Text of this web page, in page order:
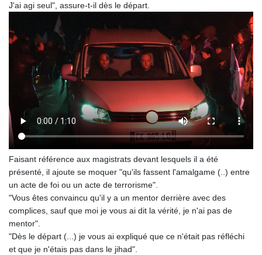
J'ai agi seul", assure-t-il dès le départ.
Faisant référence aux magistrats devant lesquels il a été
présenté, il ajoute se moquer "qu'ils fassent l'amalgame (..) entre
un acte de foi ou un acte de terrorisme".
"Vous êtes convaincu qu'il y a un mentor derrière avec des
complices, sauf que moi je vous ai dit la vérité, je n'ai pas de
mentor".
"Dès le départ (...) je vous ai expliqué que ce n'était pas réfléchi
et que je n'étais pas dans le jihad".